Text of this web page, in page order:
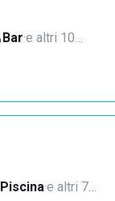
Bar·e altri 10…
Piscina·e altri 7…